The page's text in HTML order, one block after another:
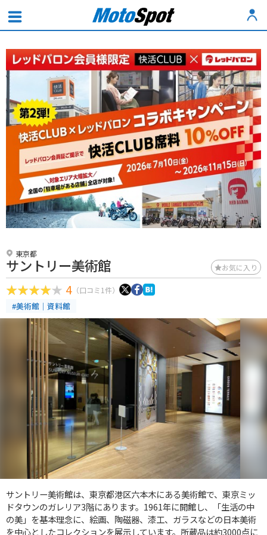
東京都
サントリー美術館 お気に入り
4 （口コミ1件）
#美術館｜資料館
サントリー美術館は、東京都港区六本木にある美術館で、東京ミッ
ドタウンのガレリア3階にあります。1961年に開館し、「生活の中
の美」を基本理念に、絵画、陶磁器、漆工、ガラスなどの日本美術
を中心としたコレクションを展示しています。所蔵品は約3000点に